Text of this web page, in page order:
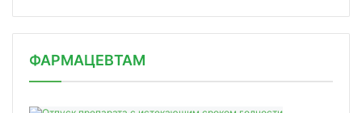
ФАРМАЦЕВТАМ